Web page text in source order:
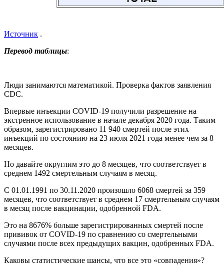
Источник .
Перевод таблицы:
Люди занимаются математикой. Проверка фактов заявления
CDC.
Впервые инъекции COVID-19 получили разрешение на
экстренное использование в начале декабря 2020 года. Таким
образом, зарегистрировано 11 940 смертей после этих
инъекций по состоянию на 23 июля 2021 года менее чем за 8
месяцев.
Но давайте округлим это до 8 месяцев, что соответствует в
среднем 1492 смертельным случаям в месяц.
С 01.01.1991 по 30.11.2020 произошло 6068 смертей за 359
месяцев, что соответствует в среднем 17 смертельным случаям
в месяц после вакцинации, одобренной FDA.
Это на 8676% больше зарегистрированных смертей после
прививок от COVID-19 по сравнению со смертельными
случаями после всех предыдущих вакцин, одобренных FDA.
Каковы статистические шансы, что все это «совпадения»?